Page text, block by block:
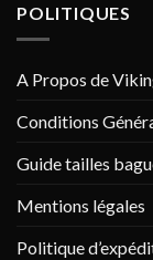
POLITIQUES
A Propos de
Conditions
Guide tailles
Mentions légales
Politique